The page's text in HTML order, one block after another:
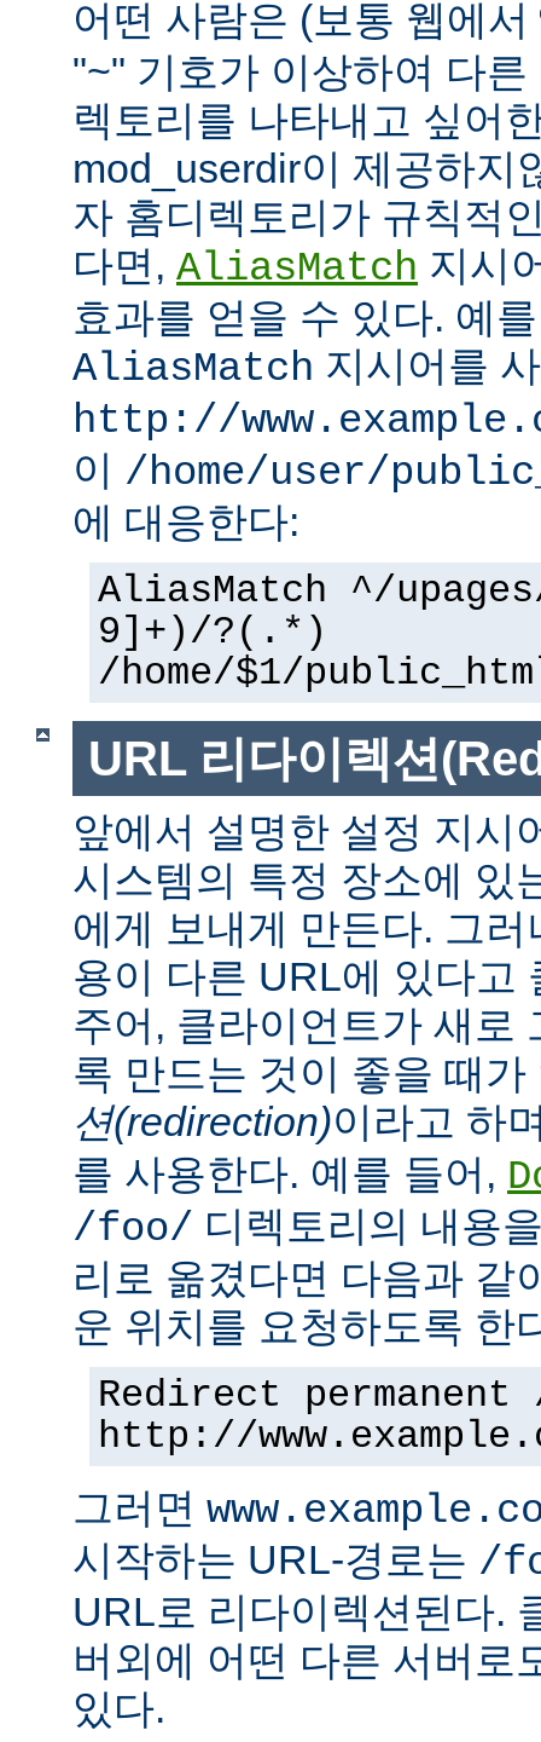
어떤 사람은 (보통 웹에서
"~" 기호가 이상하여 다
렉토리를 나타내고 싶어
mod_userdir이 제공하지
자 홈디렉토리가 규칙적
다면, AliasMatch 지시
효과를 얻을 수 있다. 예
AliasMatch 지시어를
http://
이 /home/user/
에 대응한다:
AliasMatch ^/
9]+)/?(.*)
/home/$1/
URL 리다이렉션
앞에서 설명한 설정 지시
시스템의 특정 장소에 있
에게 보내게 만든다. 그
용이 다른 URL에 있다고
주어, 클라이언트가 새로
록 만드는 것이 좋을 때
션(redirection)이라고 하
를 사용한다. 예를 들어,
/foo/ 디렉토리의 내용
리로 옮겼다면 다음과 같
운 위치를 요청하도록 한
Redirect
http://
그러면
시작하는 URL-경로는 /
URL로 리다이렉션된다.
버외에 어떤 다른 서버로
있다.